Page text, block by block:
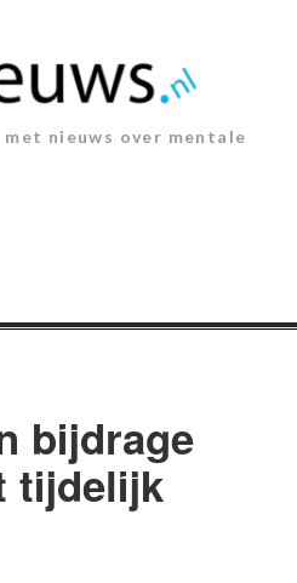
nieuws over mentale
bijdrage
tijdelijk